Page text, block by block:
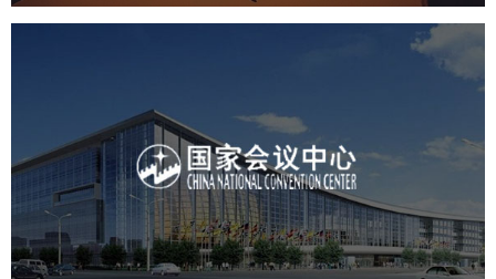
国家会议中心
专业服务 网站建设 网站设计